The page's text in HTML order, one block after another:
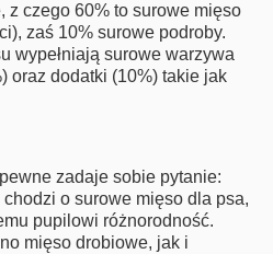
z czego 60% to surowe mięso
zaś 10% surowe podroby.
wypełniają surowe warzywa
oraz dodatki (10%) takie jak
zadaje sobie pytanie:
o surowe mięso dla psa,
pupilowi różnorodność.
mięso drobiowe, jak i